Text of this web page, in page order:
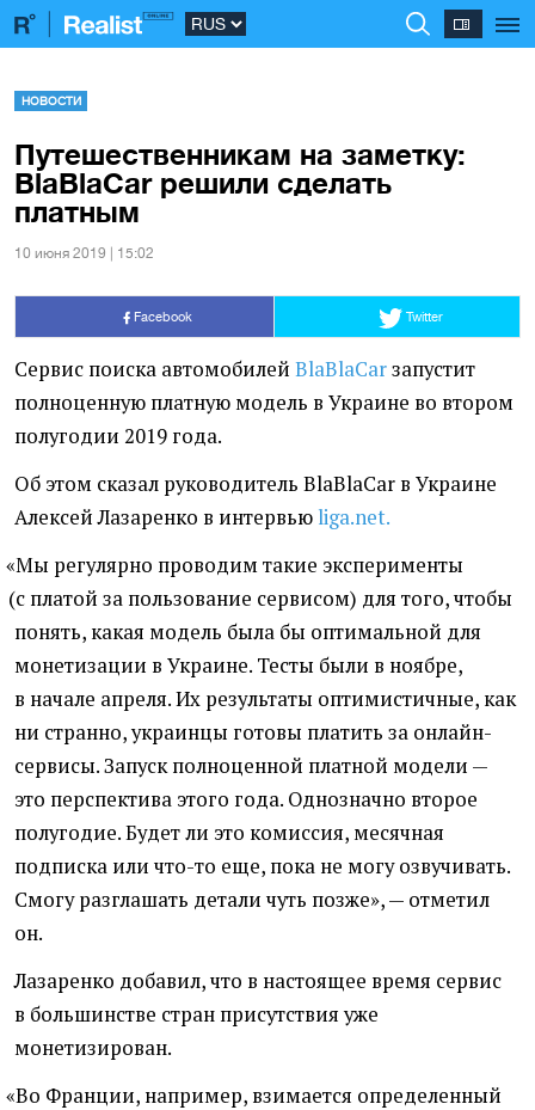
НОВОСТИ
Путешественникам на заметку:
BlaBlaCar решили сделать
платным
10 июня 2019 | 15:02
Facebook Twitter
Сервис поиска автомобилей BlaBlaCarзапустит
полноценную платную модель в Украине во втором
полугодии 2019 года.
Об этом сказал руководитель BlaBlaCar в Украине
Алексей Лазаренко в интервьюliga.net.
«Мы регулярно проводим такие эксперименты
(с платой за пользование сервисом) для того, чтобы
понять, какая модель была бы оптимальной для
монетизации в Украине. Тесты были в ноябре,
в начале апреля. Их результаты оптимистичные, как
ни странно, украинцы готовы платить за онлайн-
сервисы. Запуск полноценной платной модели —
это перспектива этого года. Однозначно второе
полугодие. Будет ли это комиссия, месячная
подписка или что-то еще, пока не могу озвучивать.
Смогу разглашать детали чуть позже», — отметил
он.
Лазаренко добавил, что в настоящее время сервис
в большинстве стран присутствия уже
монетизирован.
«Во Франции, например, взимается определенный